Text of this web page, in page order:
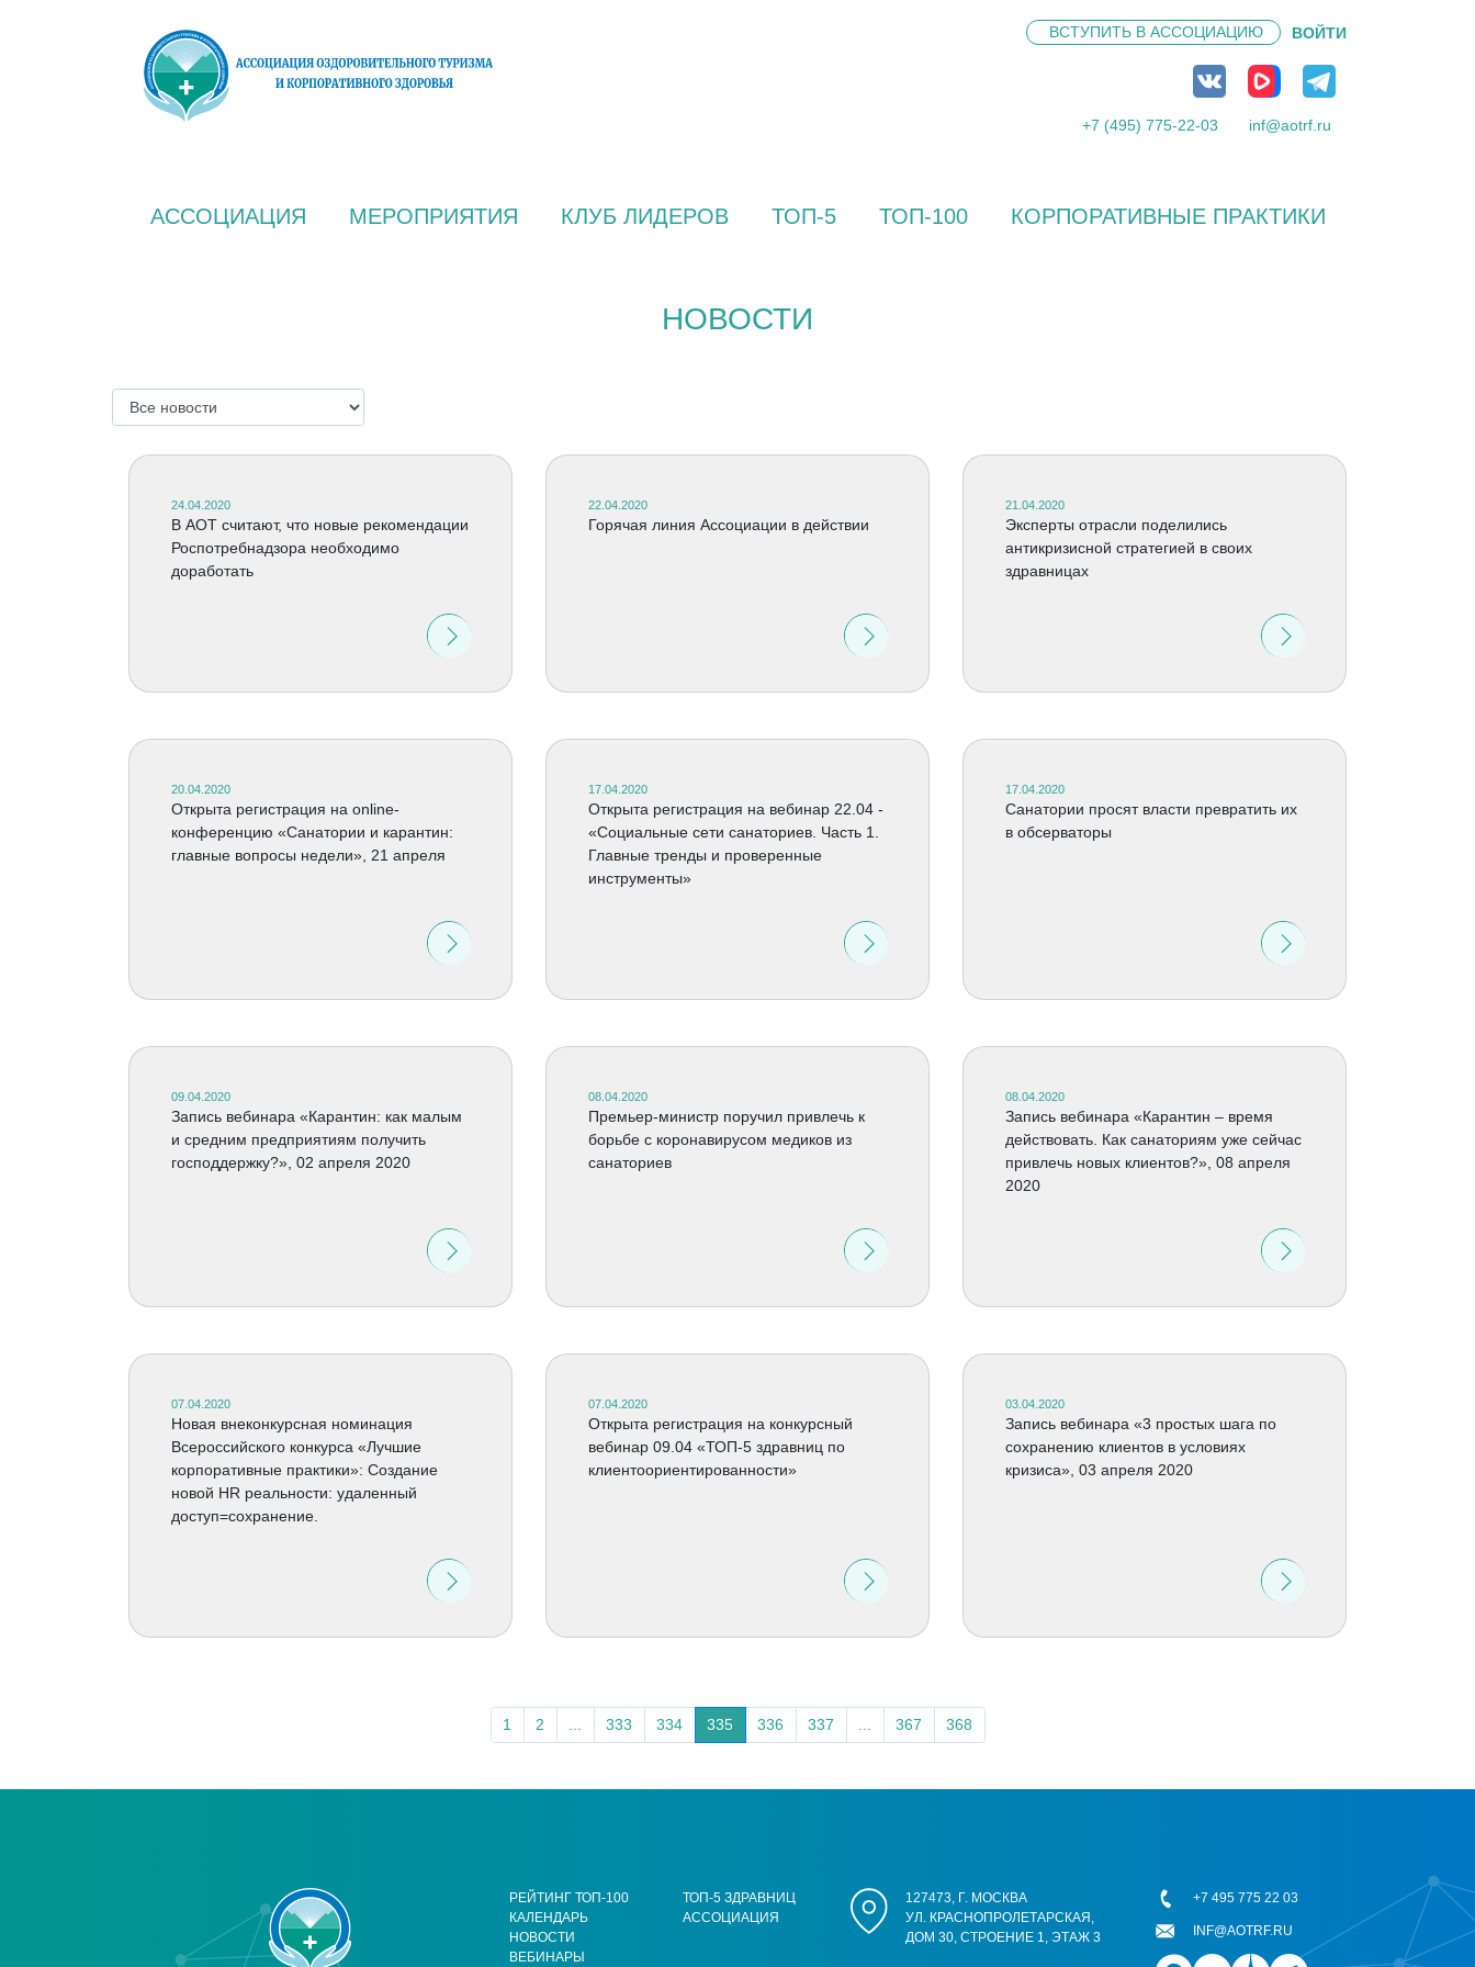
ВСТУПИТЬ В АССОЦИАЦИЮ ВОЙТИ
+7 (495) 775-22-03 inf@aotrf.ru
АССОЦИАЦИЯ МЕРОПРИЯТИЯ КЛУБ ЛИДЕРОВ ТОП-5 ТОП-100 КОРПОРАТИВНЫЕ ПРАКТИКИ
НОВОСТИ
24.04.2020
В АОТ считают, что новые рекомендации
Роспотребнадзора необходимо
доработать
22.04.2020
Горячая линия Ассоциации в действии
21.04.2020
Эксперты отрасли поделились
антикризисной стратегией в своих
здравницах
20.04.2020
Открыта регистрация на online-
конференцию «Санатории и карантин:
главные вопросы недели», 21 апреля
17.04.2020
Открыта регистрация на вебинар 22.04 -
«Социальные сети санаториев. Часть 1.
Главные тренды и проверенные
инструменты»
17.04.2020
Санатории просят власти превратить их
в обсерваторы
09.04.2020
Запись вебинара «Карантин: как малым
и средним предприятиям получить
господдержку?», 02 апреля 2020
08.04.2020
Премьер-министр поручил привлечь к
борьбе с коронавирусом медиков из
санаториев
08.04.2020
Запись вебинара «Карантин – время
действовать. Как санаториям уже сейчас
привлечь новых клиентов?», 08 апреля
2020
07.04.2020
Новая внеконкурсная номинация
Всероссийского конкурса «Лучшие
корпоративные практики»: Создание
новой HR реальности: удаленный
доступ=сохранение.
07.04.2020
Открыта регистрация на конкурсный
вебинар 09.04 «ТОП-5 здравниц по
клиентоориентированности»
03.04.2020
Запись вебинара «3 простых шага по
сохранению клиентов в условиях
кризиса», 03 апреля 2020
1 2 333 334 335 336 337 367 368
РЕЙТИНГ ТОП-100
КАЛЕНДАРЬ
НОВОСТИ
ВЕБИНАРЫ
ТОП-5 ЗДРАВНИЦ
АССОЦИАЦИЯ
127473, Г. МОСКВА
УЛ. КРАСНОПРОЛЕТАРСКАЯ,
ДОМ 30, СТРОЕНИЕ 1, ЭТАЖ 3
+7 495 775 22 03
INF@AOTRF.RU